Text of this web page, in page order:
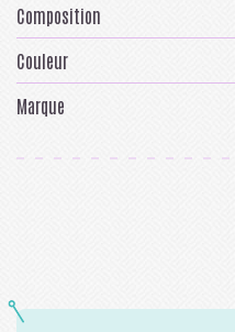
Composition
Couleur
Marque